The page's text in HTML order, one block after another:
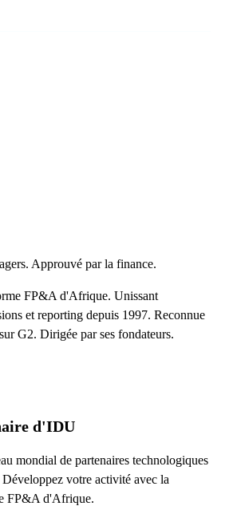
Approuvé par la finance.
FP&A d'Afrique. Unissant
et reporting depuis 1997. Reconnue
G2. Dirigée par ses fondateurs.
d'IDU
mondial de partenaires technologiques
votre activité avec la
FP&A d'Afrique.